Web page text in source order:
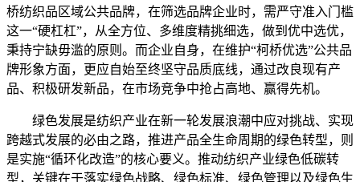
桥纺织品区域公共品牌，在筛选品牌企业时，需严守准入门槛
这一“硬杠杠”，从全方位、多维度精挑细选，做到优中选优，
秉持宁缺毋滥的原则。而企业自身，在维护“柯桥优选”公共品
牌形象方面，更应自始至终坚守品质底线，通过改良现有产
品、积极研发新品，在市场竞争中抢占高地、赢得先机。
绿色发展是纺织产业在新一轮发展浪潮中应对挑战、实现
跨越式发展的必由之路，推进产品全生命周期的绿色转型，则
是实施“循环化改造”的核心要义。推动纺织产业绿色低碳转
型，关键在于落实绿色战略、绿色标准、绿色管理以及绿色生